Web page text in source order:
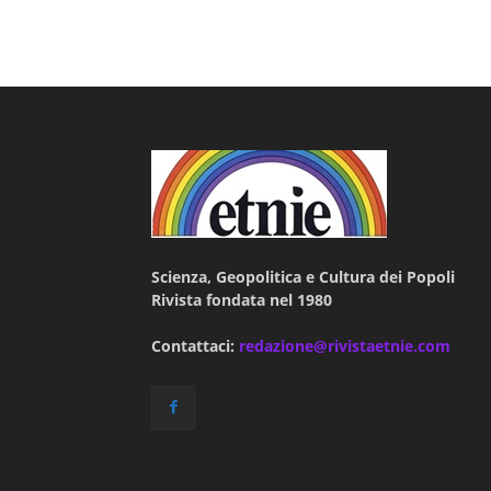
Scienza, Geopolitica e Cultura dei Popoli
Rivista fondata nel 1980
Contattaci: redazione@rivistaetnie.com